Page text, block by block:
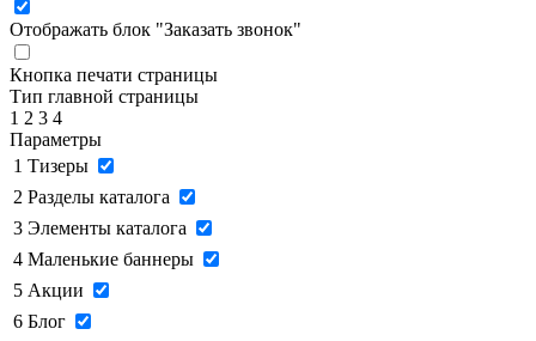
Отображать блок "Заказать звонок"
Кнопка печати страницы
Тип главной страницы
1 2 3 4
Параметры
1 Тизеры
2 Разделы каталога
3 Элементы каталога
4 Маленькие баннеры
5 Акции
6 Блог